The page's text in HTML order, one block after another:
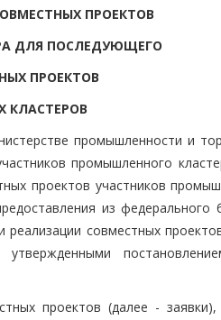
ПРОЕКТОВ
ДЛЯ ПОСЛЕДУЮЩЕГО
ПРОЕКТОВ
КЛАСТЕРОВ
промышленности и
промышленного
проектов участников
из федерального
совместных
проектов (далее - заявки),